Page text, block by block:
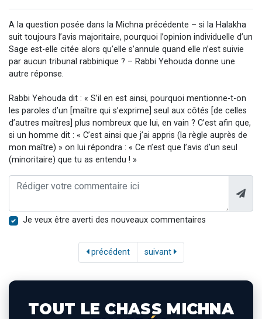
A la question posée dans la Michna précédente – si la Halakha
suit toujours l’avis majoritaire, pourquoi l’opinion individuelle d’un
Sage est-elle citée alors qu’elle s’annule quand elle n’est suivie
par aucun tribunal rabbinique ? – Rabbi Yehouda donne une
autre réponse.
Rabbi Yehouda dit : « S’il en est ainsi, pourquoi mentionne-t-on
les paroles d’un [maître qui s’exprime] seul aux côtés [de celles
d’autres maîtres] plus nombreux que lui, en vain ? C’est afin que,
si un homme dit : « C’est ainsi que j’ai appris (la règle auprès de
mon maître) » on lui répondra : « Ce n’est que l’avis d’un seul
(minoritaire) que tu as entendu ! »
Je veux être averti des nouveaux commentaires
précédent suivant
TOUT LE CHASS MICHNA